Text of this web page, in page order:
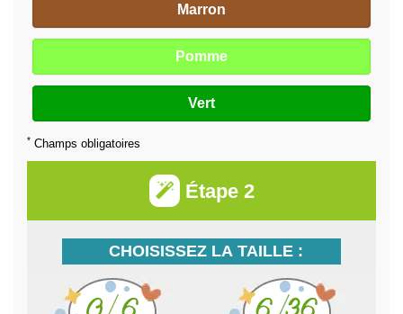
Marron
Pomme
Vert
* Champs obligatoires
Étape 2
CHOISISSEZ LA TAILLE :